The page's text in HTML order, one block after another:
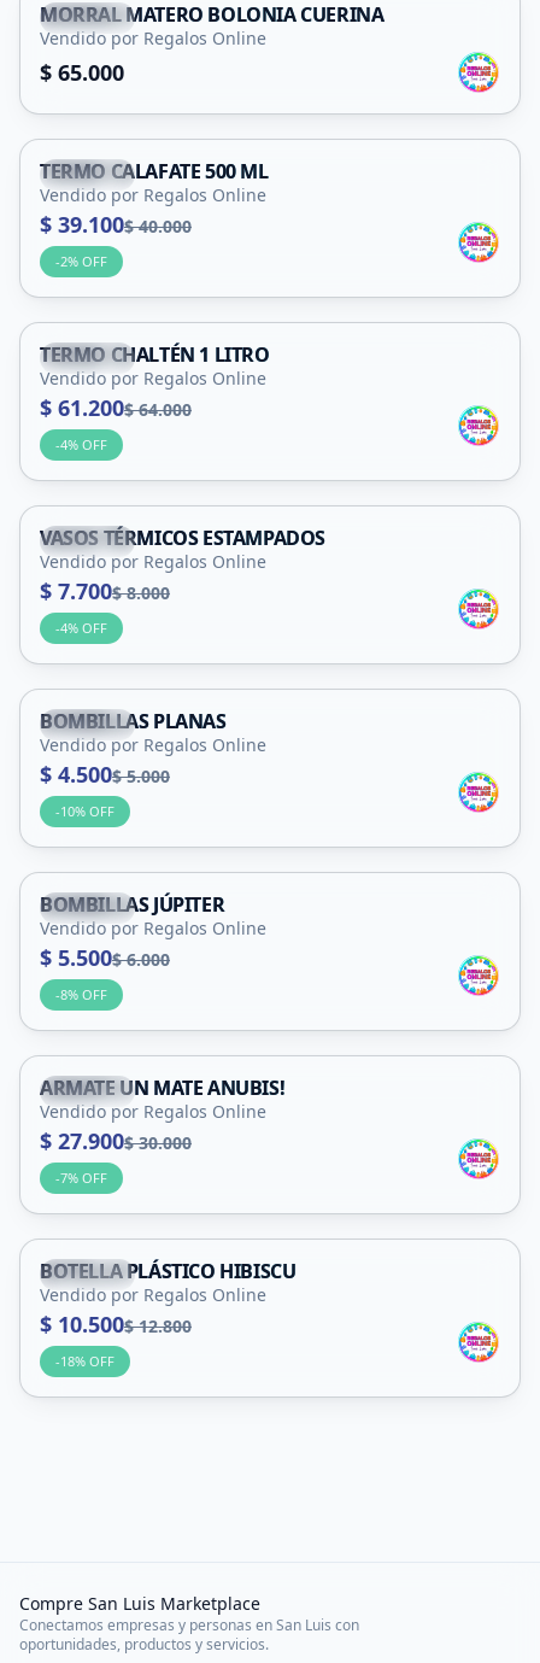
Capital
MORRAL MATERO BOLONIA CUERINA
Vendido por Regalos Online
$ 65.000
Capital
TERMO CALAFATE 500 ML
Vendido por Regalos Online
$ 39.100$ 40.000
-2% OFF
Capital
TERMO CHALTÉN 1 LITRO
Vendido por Regalos Online
$ 61.200$ 64.000
-4% OFF
Capital
VASOS TÉRMICOS ESTAMPADOS
Vendido por Regalos Online
$ 7.700$ 8.000
-4% OFF
Capital
BOMBILLAS PLANAS
Vendido por Regalos Online
$ 4.500$ 5.000
-10% OFF
Capital
BOMBILLAS JÚPITER
Vendido por Regalos Online
$ 5.500$ 6.000
-8% OFF
Capital
ARMATE UN MATE ANUBIS!
Vendido por Regalos Online
$ 27.900$ 30.000
-7% OFF
Capital
BOTELLA PLÁSTICO HIBISCU
Vendido por Regalos Online
$ 10.500$ 12.800
-18% OFF
Compre San Luis Marketplace
Conectamos empresas y personas en San Luis con
oportunidades, productos y servicios.